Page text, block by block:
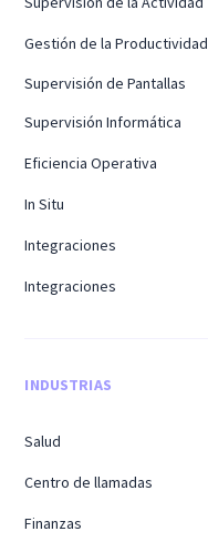
Gestión de la Productividad
Supervisión de Pantallas
Supervisión Informática
Eficiencia Operativa
In Situ
Integraciones
Integraciones
INDUSTRIAS
Salud
Centro de llamadas
Finanzas